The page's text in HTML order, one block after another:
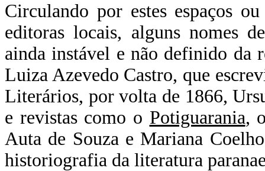
Circulando por estes espaços
editoras locais, alguns nomes
ainda instável e não definido da
Luiza Azevedo Castro, que
Literários, por volta de 1866,
e revistas como o Potiguarania,
Auta de Souza e Mariana
historiografia da literatura